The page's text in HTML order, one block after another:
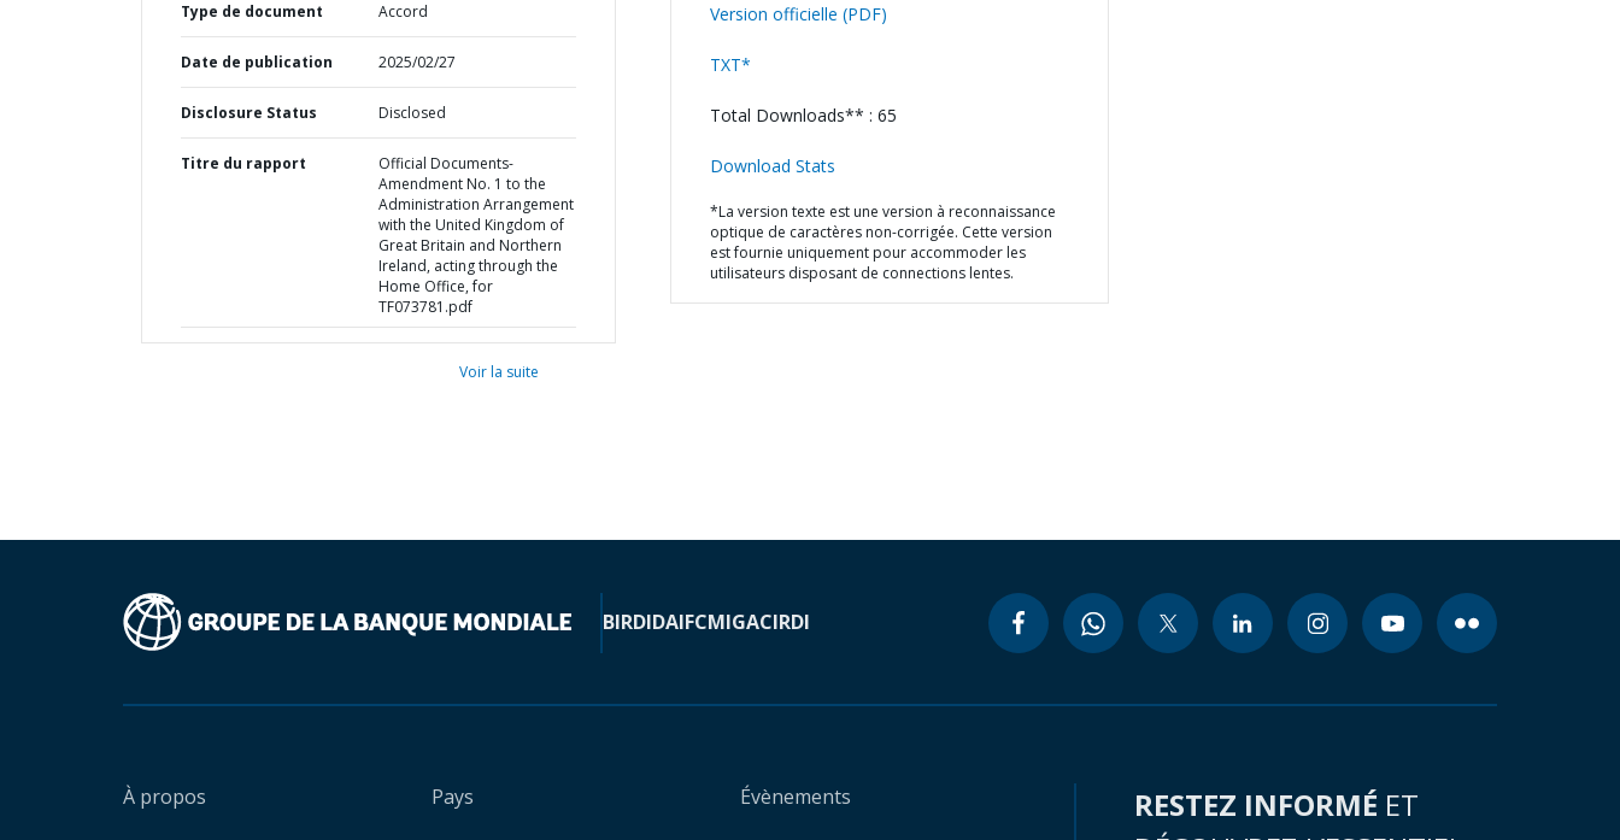
Type de document Accord
Date de publication 2025/02/27
Disclosure Status Disclosed
Titre du rapport
Official Documents-
Amendment No. 1 to the
Administration Arrangement
with the United Kingdom of
Great Britain and Northern
Ireland, acting through the
Home Office, for
TF073781.pdf
Voir la suite
Version officielle (PDF)
TXT*
Total Downloads** : 65
Download Stats
*La version texte est une version à reconnaissance
optique de caractères non-corrigée. Cette version
est fournie uniquement pour accommoder les
utilisateurs disposant de connections lentes.
BIRDIDAIFCMIGACIRDI
À propos
Pays
Évènements
RESTEZ INFORMÉ ET